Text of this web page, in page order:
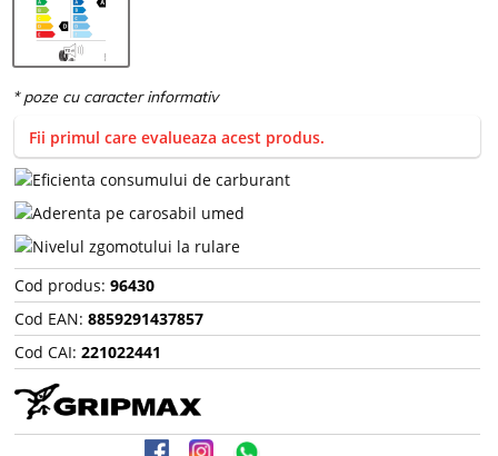
Fii primul care evalueaza acest produs.
Cod produs: 96430
Cod EAN: 8859291437857
Cod CAI: 221022441